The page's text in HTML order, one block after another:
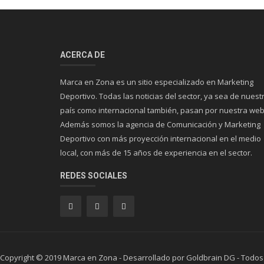
ACERCA DE
Marca en Zona es un sitio especializado en Marketing
Deportivo. Todas las noticias del sector, ya sea de
país como internacional también, pasan por nuestra
Además somos la agencia de Comunicación y Marketing
Deportivo con más proyección internacional en el medio
local, con más de 15 años de experiencia en el sector.
REDES SOCIALES
Copyright © 2019 Marca en Zona - Desarrollado por Goldbrain DG -